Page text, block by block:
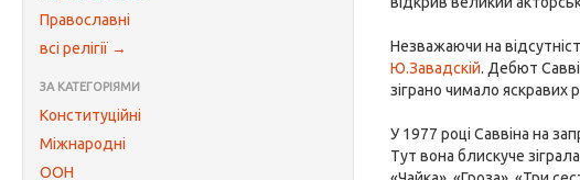
Православні
всі релігії →
ЗА КАТЕГОРІЯМИ
Конституційні
Міжнародні
ООН
Незважаючи на
Ю.Завадскій. Дебют
зіграно чимало яскравих
У 1977 році Саввіна на
Тут вона блискуче